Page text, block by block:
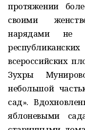
протяжении
своими
нарядами не
всероссийских
Зухры
небольшой
сад».
яблоневыми